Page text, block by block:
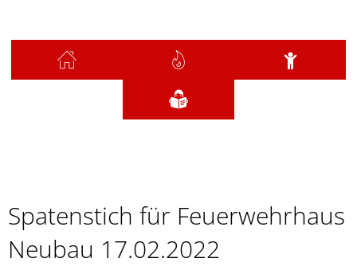
2022-
02
Spatenstich für Feuerwehrhaus
Neubau 17.02.2022